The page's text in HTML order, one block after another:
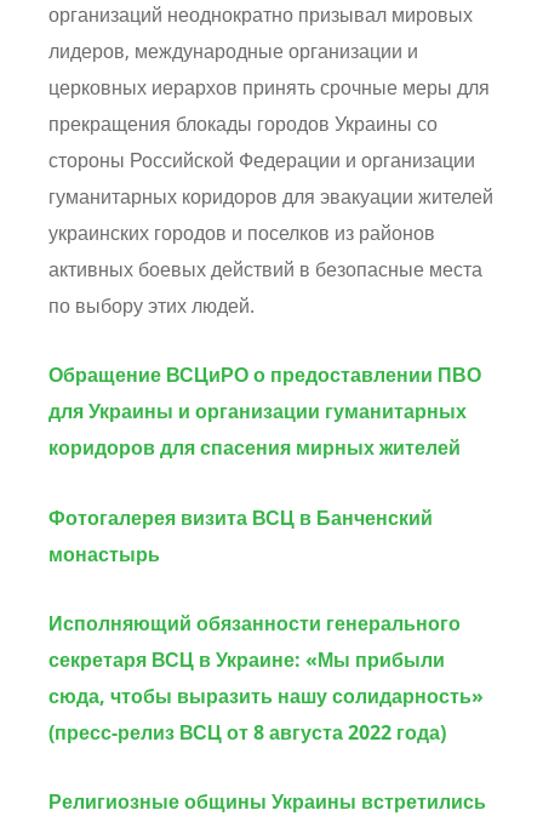
организаций неоднократно призывал мировых
лидеров, международные организации и
церковных иерархов принять срочные меры для
прекращения блокады городов Украины со
стороны Российской Федерации и организации
гуманитарных коридоров для эвакуации жителей
украинских городов и поселков из районов
активных боевых действий в безопасные места
по выбору этих людей.
Обращение ВСЦиРО о предоставлении ПВО
для Украины и организации гуманитарных
коридоров для спасения мирных жителей
Фотогалерея визита ВСЦ в Банченский
монастырь
Исполняющий обязанности генерального
секретаря ВСЦ в Украине: «Мы прибыли
сюда, чтобы выразить нашу солидарность»
(пресс-релиз ВСЦ от 8 августа 2022 года)
Религиозные общины Украины встретились